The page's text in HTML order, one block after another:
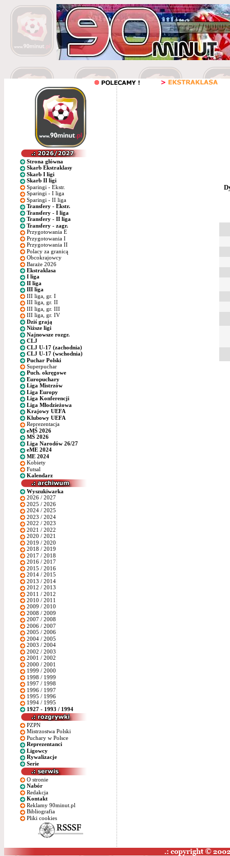
Strona główna
Skarb Ekstraklasy
Skarb I ligi
Skarb II ligi
Sparingi - Ekstr.
Sparingi - I liga
Sparingi - II liga
Transfery - Ekstr.
Transfery - I liga
Transfery - II liga
Transfery - zagr.
Przygotowania E
Przygotowania I
Przygotowania II
Polacy za granicą
Obcokrajowcy
Baraże 2026
Ekstraklasa
I liga
II liga
III liga
III liga, gr. I
III liga, gr. II
III liga, gr. III
III liga, gr. IV
Dziś grają
Niższe ligi
Najnowsze rozgr.
CLJ
CLJ U-17 (zachodnia)
CLJ U-17 (wschodnia)
Puchar Polski
Superpuchar
Puch. okręgowe
Europuchary
Liga Mistrzów
Liga Europy
Liga Konferencji
Liga Młodzieżowa
Krajowy UEFA
Klubowy UEFA
Reprezentacja
eMŚ 2026
MŚ 2026
Liga Narodów 26/27
eME 2024
ME 2024
Kobiety
Futsal
Kalendarz
Wyszukiwarka
2026 / 2027
2025 / 2026
2024 / 2025
2023 / 2024
2022 / 2023
2021 / 2022
2020 / 2021
2019 / 2020
2018 / 2019
2017 / 2018
2016 / 2017
2015 / 2016
2014 / 2015
2013 / 2014
2012 / 2013
2011 / 2012
2010 / 2011
2009 / 2010
2008 / 2009
2007 / 2008
2006 / 2007
2005 / 2006
2004 / 2005
2003 / 2004
2002 / 2003
2001 / 2002
2000 / 2001
1999 / 2000
1998 / 1999
1997 / 1998
1996 / 1997
1995 / 1996
1994 / 1995
1927 - 1993 / 1994
PZPN
Mistrzostwa Polski
Puchary w Polsce
Reprezentanci
Ligowcy
Rywalizacje
Serie
O stronie
Nabór
Redakcja
Kontakt
Reklamy 90minut.pl
Bibliografia
Pliki cookies